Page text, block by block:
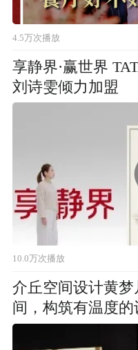
4.5万次播放
享静界·赢世界
刘诗雯倾力加盟
10.0万次播放
介丘空间设计黄
间，构筑有温度的